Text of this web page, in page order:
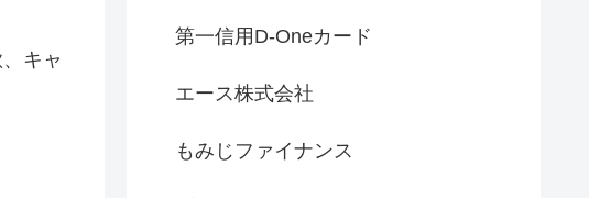
キャ
第一信用D-Oneカード
エース株式会社
もみじファイナンス